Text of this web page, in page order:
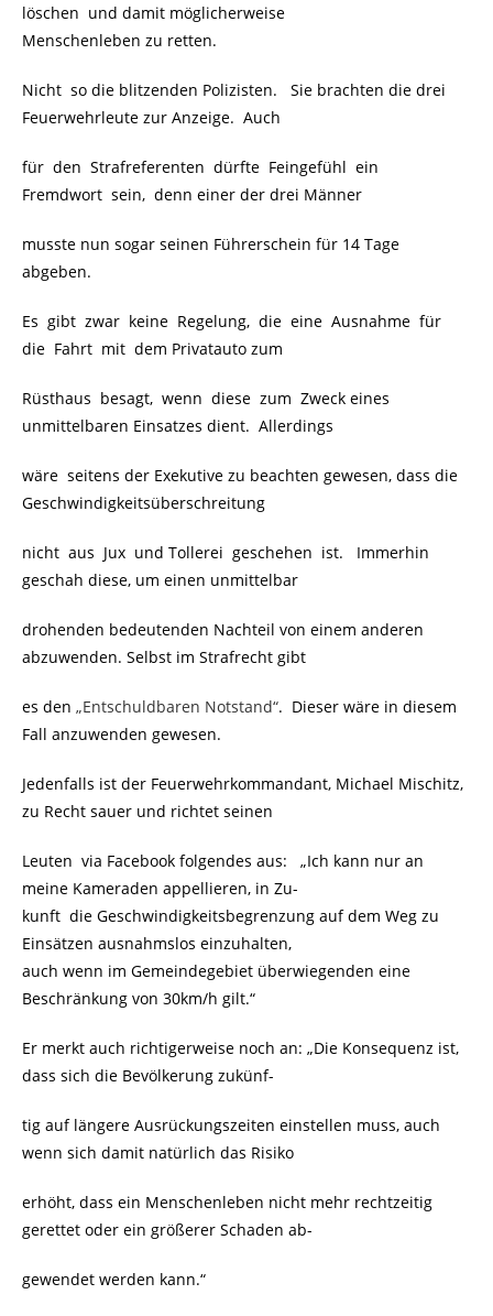
löschen und damit möglicherweise
Menschenleben zu retten.
Nicht so die blitzenden Polizisten. Sie brachten die drei
Feuerwehrleute zur Anzeige. Auch
für den Strafreferenten dürfte Feingefühl ein
Fremdwort sein, denn einer der drei Männer
musste nun sogar seinen Führerschein für 14 Tage
abgeben.
Es gibt zwar keine Regelung, die eine Ausnahme für
die Fahrt mit dem Privatauto zum
Rüsthaus besagt, wenn diese zum Zweck eines
unmittelbaren Einsatzes dient. Allerdings
wäre seitens der Exekutive zu beachten gewesen, dass die
Geschwindigkeitsüberschreitung
nicht aus Jux und Tollerei geschehen ist. Immerhin
geschah diese, um einen unmittelbar
drohenden bedeutenden Nachteil von einem anderen
abzuwenden. Selbst im Strafrecht gibt
es den „Entschuldbaren Notstand“. Dieser wäre in diesem
Fall anzuwenden gewesen.
Jedenfalls ist der Feuerwehrkommandant, Michael Mischitz,
zu Recht sauer und richtet seinen
Leuten via Facebook folgendes aus: „Ich kann nur an
meine Kameraden appellieren, in Zu-
kunft die Geschwindigkeitsbegrenzung auf dem Weg zu
Einsätzen ausnahmslos einzuhalten,
auch wenn im Gemeindegebiet überwiegenden eine
Beschränkung von 30km/h gilt.“
Er merkt auch richtigerweise noch an: „Die Konsequenz ist,
dass sich die Bevölkerung zukünf-
tig auf längere Ausrückungszeiten einstellen muss, auch
wenn sich damit natürlich das Risiko
erhöht, dass ein Menschenleben nicht mehr rechtzeitig
gerettet oder ein größerer Schaden ab-
gewendet werden kann.“